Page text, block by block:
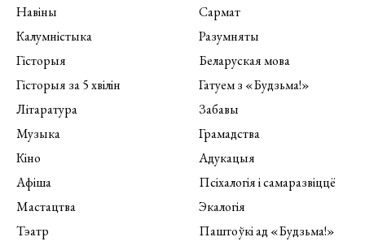
Навіны
Калумністыка
Гісторыя
Гісторыя за 5 хвілін
Літаратура
Музыка
Кіно
Афіша
Мастацтва
Тэатр
Сармат
Разумняты
Беларуская мова
Гатуем з «Будзьма!»
Забавы
Грамадства
Адукацыя
Псіхалогія і самаразвіццё
Экалогія
Паштоўкі ад «Будзьма!»